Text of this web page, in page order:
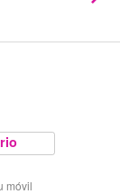
móvil